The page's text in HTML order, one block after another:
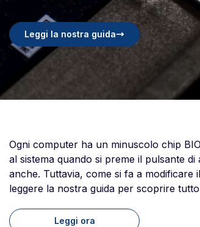
Leggi la nostra guida
Ogni computer ha un minuscolo chip
al sistema quando si preme il pulsante
anche. Tuttavia, come si fa a modificare
leggere la nostra guida per scoprire
Leggi ora